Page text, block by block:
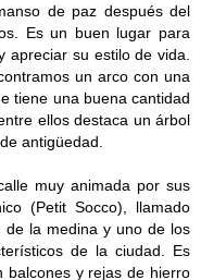
de paz después del
Es un buen lugar para
apreciar su estilo de vida.
un arco con una
tiene una buena cantidad
ellos destaca un árbol
antigüedad.
muy animada por sus
(Petit Socco), llamado
de la medina y uno de los
de la ciudad. Es
balcones y rejas de hierro